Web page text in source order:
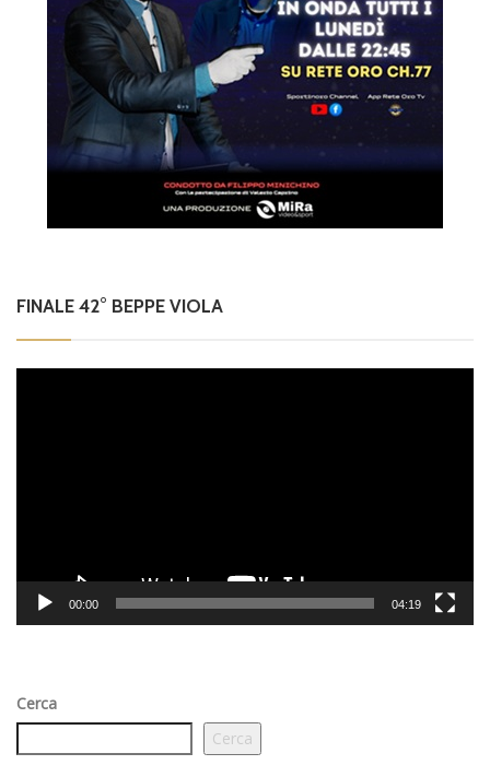
FINALE 42° BEPPE VIOLA
00:00 04:19
Cerca
Cerca